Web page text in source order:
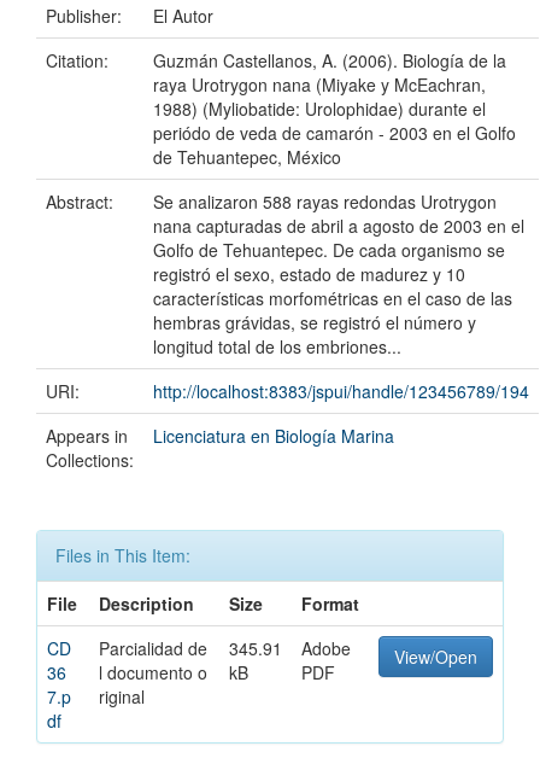
Publisher:
El Autor
Citation:
Guzmán Castellanos, A. (2006). Biología de la
raya Urotrygon nana (Miyake y McEachran,
1988) (Myliobatide: Urolophidae) durante el
periódo de veda de camarón - 2003 en el Golfo
de Tehuantepec, México
Abstract:
Se analizaron 588 rayas redondas Urotrygon
nana capturadas de abril a agosto de 2003 en el
Golfo de Tehuantepec. De cada organismo se
registró el sexo, estado de madurez y 10
características morfométricas en el caso de las
hembras grávidas, se registró el número y
longitud total de los embriones...
URI:
http://localhost:8383/jspui/handle/123456789/194
Appears in
Collections:
Licenciatura en Biología Marina
Files in This Item:
File
Description Size
Format
CD
36
7.p
df
Parcialidad de
l documento o
riginal
345.91
kB
Adobe
PDF
View/Open